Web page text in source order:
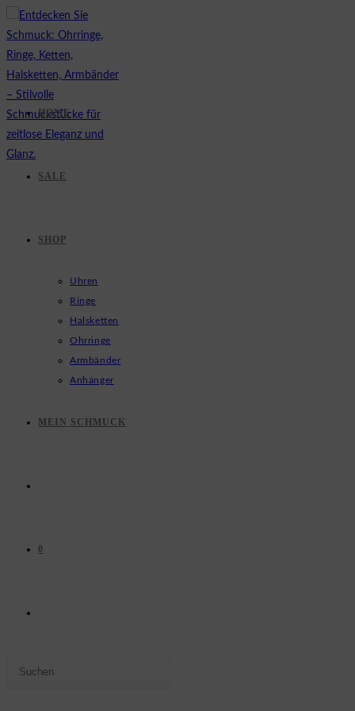
Zum
Inhalt
springen
HOME
SALE
SHOP
Uhren
Ringe
Halsketten
Ohrringe
Armbänder
Anhänger
MEIN SCHMUCK
0
SUCHE